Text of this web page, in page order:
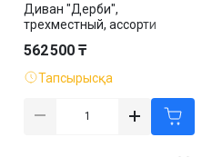
Диван "Дерби",
трехместный, ассорти
562 500 ₸
Тапсырысқа